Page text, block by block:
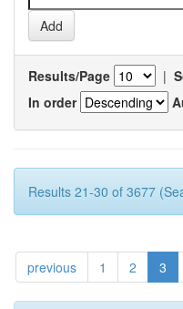
Results/Page |
In order
Results 21-30 of 3677
previous 1 2 3